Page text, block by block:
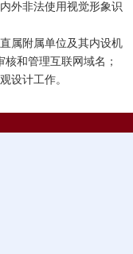
外非法使用视觉形象识
属附属单位及其内设机
和管理互联网域名；
设计工作。